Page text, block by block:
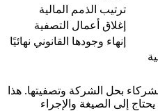
ترتيب الذمم المالية
إغلاق أعمال التصفية
إنهاء وجودها القانوني نهائيًا
بحل الشركة وتصفيتها. هذا
إلى الصيغة والإجراء